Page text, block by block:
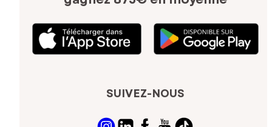
SUIVEZ-NOUS